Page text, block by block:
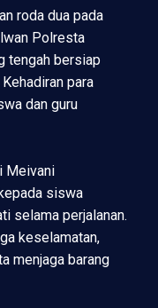
roda dua pada
Polresta
tengah bersiap
para
dan guru
Meivani
siswa
selama perjalanan.
keselamatan,
menjaga barang